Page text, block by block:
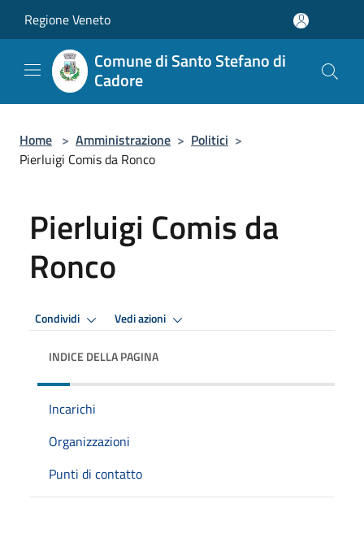
Regione Veneto
Comune di Santo Stefano di
Cadore
Home > Amministrazione > Politici >
Pierluigi Comis da Ronco
Pierluigi Comis da
Ronco
Condividi Vedi azioni
INDICE DELLA PAGINA
Incarichi
Organizzazioni
Punti di contatto